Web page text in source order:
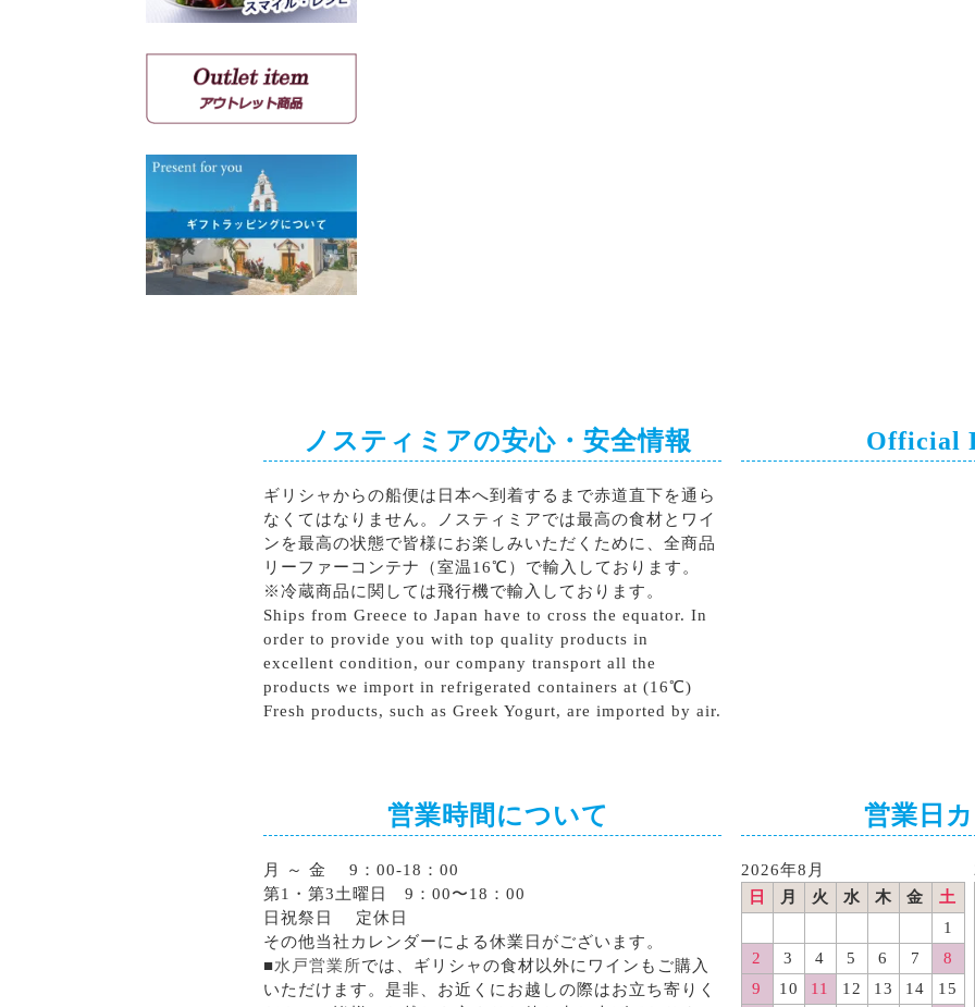
ミ
マヴロダフニ
コチファリ
マンディラリ
リャティコ
マヴロトラガノ
リムニョナ
グルナッシュ
シラー
カベルネソーヴィニョン
ノスティミアの安心・安全情報
ギリシャからの船便は日本へ到着するまで赤道直下を通ら
なくてはなりません。ノスティミアでは最高の食材とワイ
ンを最高の状態で皆様にお楽しみいただくために、全商品
リーファーコンテナ（室温16℃）で輸入しております。
※冷蔵商品に関しては飛行機で輸入しております。
Ships from Greece to Japan have to cross the equator. In
order to provide you with top quality products in
excellent condition, our company transport all the
products we import in refrigerated containers at (16℃)
Fresh products, such as Greek Yogurt, are imported by air.
Official
営業時間について
月 ～ 金 9：00-18：00
第1・第3土曜日 9：00〜18：00
日祝祭日 定休日
その他当社カレンダーによる休業日がございます。
■水戸営業所では、ギリシャの食材以外にワインもご購入
いただけます。是非、お近くにお越しの際はお立ち寄りく
営業日
2026年8月
日
月 火 水 木 金
土
1
2
3 4 5 6 7
8
9
10 11 12 13 14
15